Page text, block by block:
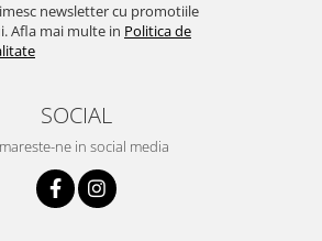
newsletter cu promotiile
Afla mai multe in Politica de
SOCIAL
ne in social media